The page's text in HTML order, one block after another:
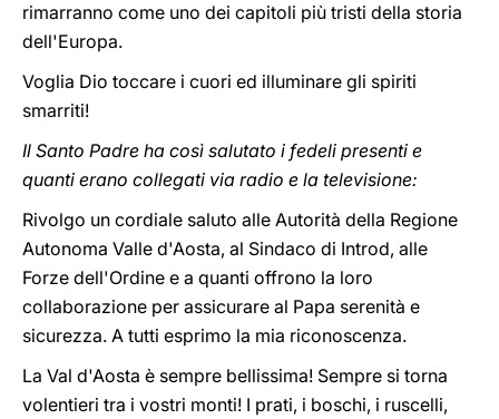
rimarranno come uno dei capitoli più tristi della storia
dell'Europa.
Voglia Dio toccare i cuori ed illuminare gli spiriti
smarriti!
Il Santo Padre ha così salutato i fedeli presenti e
quanti erano collegati via radio e la televisione:
Rivolgo un cordiale saluto alle Autorità della Regione
Autonoma Valle d'Aosta, al Sindaco di Introd, alle
Forze dell'Ordine e a quanti offrono la loro
collaborazione per assicurare al Papa serenità e
sicurezza. A tutti esprimo la mia riconoscenza.
La Val d'Aosta è sempre bellissima! Sempre si torna
volentieri tra i vostri monti! I prati, i boschi, i ruscelli,